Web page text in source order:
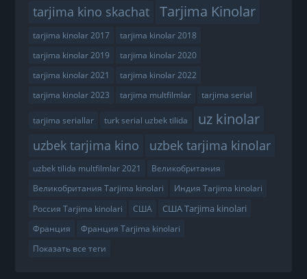
tarjima kino skachat
Tarjima Kinolar
tarjima kinolar 2017
tarjima kinolar 2018
tarjima kinolar 2019
tarjima kinolar 2020
tarjima kinolar 2021
tarjima kinolar 2022
tarjima kinolar 2023
tarjima multfilmlar tarjima serial
tarjima seriallar turk serial uzbek tilida uz kinolar
uzbek tarjima kino uzbek tarjima kinolar
uzbek tilida multfilmlar 2021
Великобритания
Великобритания Tarjima kinolari
Индия Tarjima kinolari
Россия Tarjima kinolari
США США Tarjima kinolari
Франция
Франция Tarjima kinolari
Показать все теги